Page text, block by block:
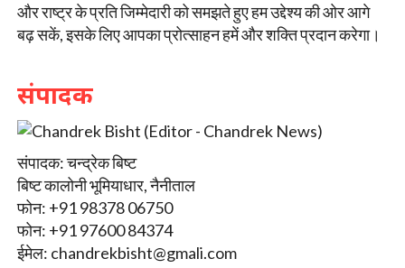
और राष्ट्र के प्रति जिम्मेदारी को समझते हुए हम उद्देश्य की ओर आगे
बढ़ सकें, इसके लिए आपका प्रोत्साहन हमें और शक्ति प्रदान करेगा।
संपादक
संपादक: चन्द्रेक बिष्ट
बिष्ट कालोनी भूमियाधार, नैनीताल
फोन: +91 98378 06750
फोन: +91 97600 84374
ईमेल: chandrekbisht@gmali.com